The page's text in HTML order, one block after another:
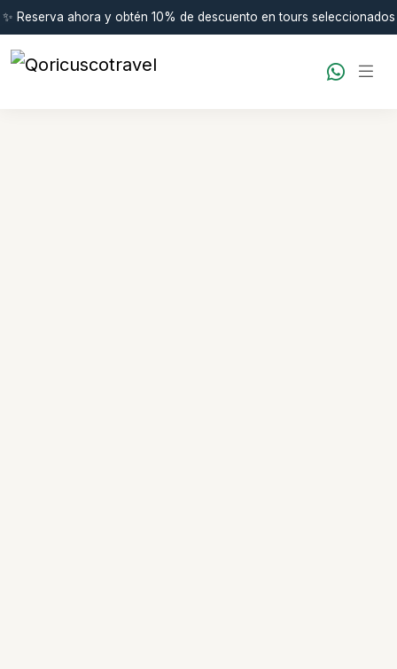
✨ Reserva ahora y obtén 10% de descuento en tours seleccionados